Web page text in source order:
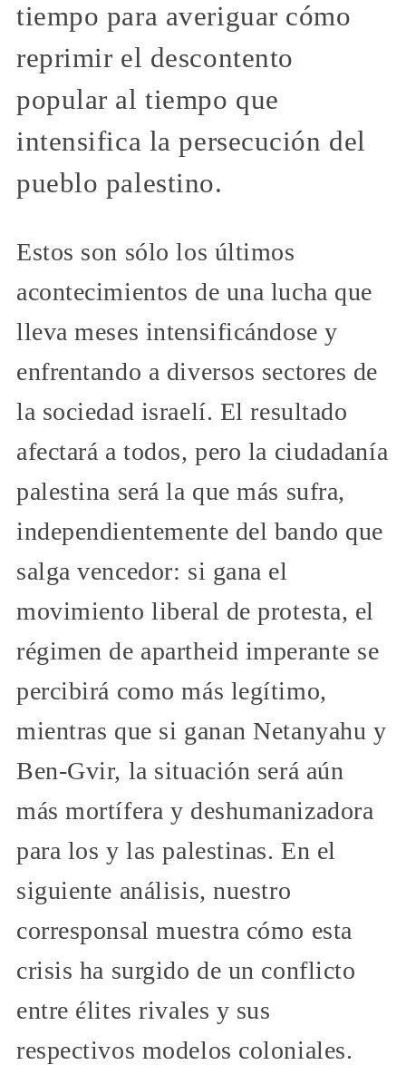
tiempo para averiguar cómo
reprimir el descontento
popular al tiempo que
intensifica la persecución del
pueblo palestino.
Estos son sólo los últimos
acontecimientos de una lucha que
lleva meses intensificándose y
enfrentando a diversos sectores de
la sociedad israelí. El resultado
afectará a todos, pero la ciudadanía
palestina será la que más sufra,
independientemente del bando que
salga vencedor: si gana el
movimiento liberal de protesta, el
régimen de apartheid imperante se
percibirá como más legítimo,
mientras que si ganan Netanyahu y
Ben-Gvir, la situación será aún
más mortífera y deshumanizadora
para los y las palestinas. En el
siguiente análisis, nuestro
corresponsal muestra cómo esta
crisis ha surgido de un conflicto
entre élites rivales y sus
respectivos modelos coloniales.